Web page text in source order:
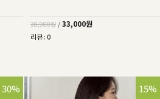
38,900원 / 33,000원
리뷰 : 0
30% 15%